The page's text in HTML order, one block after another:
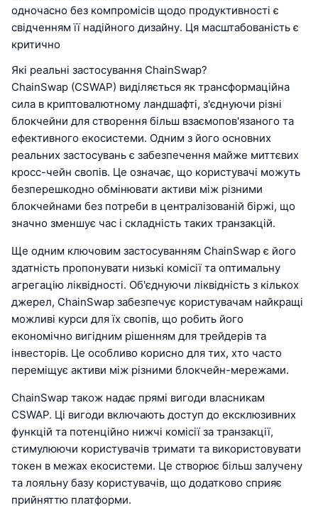
одночасно без компромісів щодо продуктивності є
свідченням її надійного дизайну. Ця масштабованість є
критично
Які реальні застосування ChainSwap?
ChainSwap (CSWAP) виділяється як трансформаційна
сила в криптовалютному ландшафті, з'єднуючи різні
блокчейни для створення більш взаємопов'язаного та
ефективного екосистеми. Одним з його основних
реальних застосувань є забезпечення майже миттєвих
кросс-чейн свопів. Це означає, що користувачі можуть
безперешкодно обмінювати активи між різними
блокчейнами без потреби в централізованій біржі, що
значно зменшує час і складність таких транзакцій.
Ще одним ключовим застосуванням ChainSwap є його
здатність пропонувати низькі комісії та оптимальну
агрегацію ліквідності. Об'єднуючи ліквідність з кількох
джерел, ChainSwap забезпечує користувачам найкращі
можливі курси для їх свопів, що робить його
економічно вигідним рішенням для трейдерів та
інвесторів. Це особливо корисно для тих, хто часто
переміщує активи між різними блокчейн-мережами.
ChainSwap також надає прямі вигоди власникам
CSWAP. Ці вигоди включають доступ до ексклюзивних
функцій та потенційно нижчі комісії за транзакції,
стимулюючи користувачів тримати та використовувати
токен в межах екосистеми. Це створює більш залучену
та лояльну базу користувачів, що додатково сприяє
прийняттю платформи.